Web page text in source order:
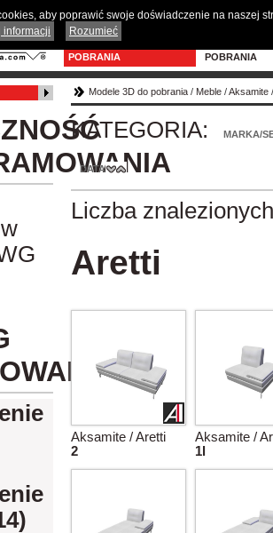
POBRANIA
POBRANIA
Modele 3D do pobrania / Meble /Aksamite
KATEGORIA: MARKA/
DATA
Liczba
Aretti
Aksamite / Aretti
2
Aksamite /
1l
aby poprawić swoje doświadczenie na naszej
informacji Rozumieć